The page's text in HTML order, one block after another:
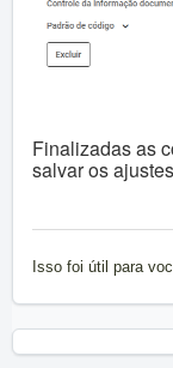
Finalizadas as
salvar os
Isso foi útil para